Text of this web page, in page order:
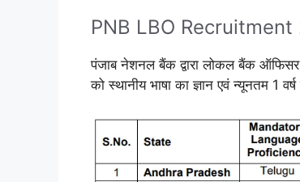
PNB LBO
पंजाब नेशनल बैंक द्वारा लोकल बैंक ऑफिसर
को स्थानीय भाषा का ज्ञान एवं न्यूनतम 1